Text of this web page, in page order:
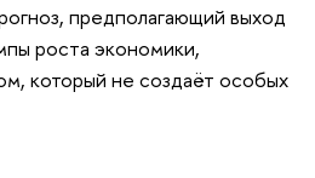
предполагающий выход
роста экономики,
который не создаёт особых